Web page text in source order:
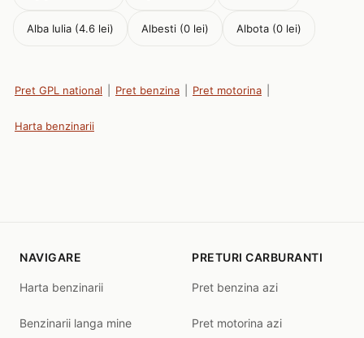
Alba Iulia (4.6 lei) Albesti (0 lei) Albota (0 lei)
Pret GPL national Pret benzina Pret motorina
Harta benzinarii
NAVIGARE
Harta benzinarii
Benzinarii langa mine
PRETURI CARBURANTI
Pret benzina azi
Pret motorina azi